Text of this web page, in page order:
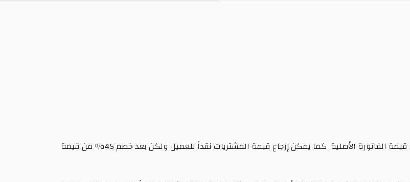
•بعد مرور عامين من تاريخ الشراء، يمكن التبديل بعد خصم 40% من قيمة الفاتورة الأصلية. كما يمكن إرجاع قيمة المشتريات نقداً للعميل ولكن بعد خصم 45% من قيمة